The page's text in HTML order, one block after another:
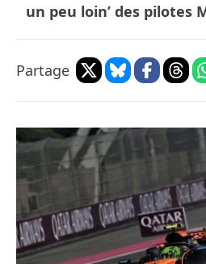
un peu loin’ des pilotes
Partage